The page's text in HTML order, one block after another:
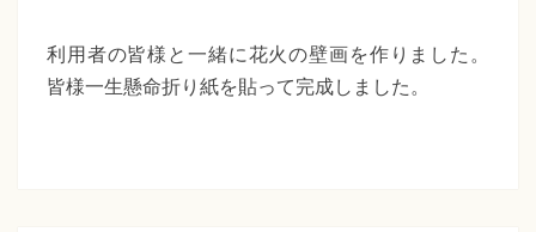
利用者の皆様と一緒に花火の壁画を作りました。
皆様一生懸命折り紙を貼って完成しました。